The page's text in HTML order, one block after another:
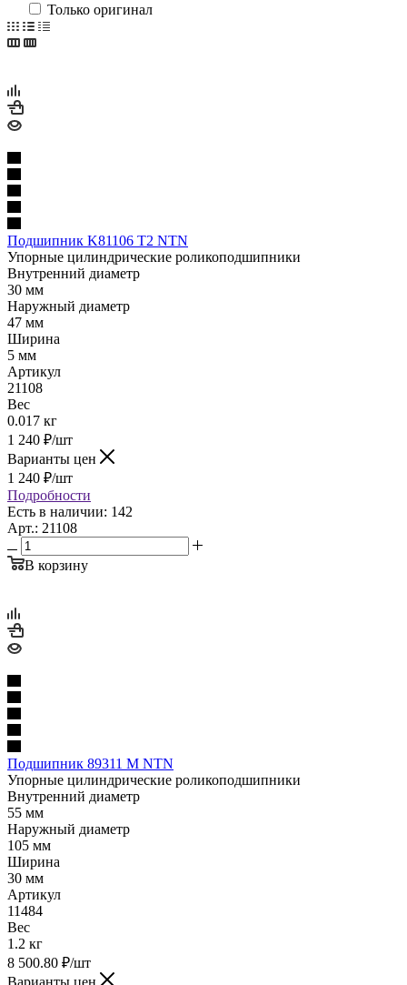
Только оригинал
Подшипник K81106 T2 NTN
Упорные цилиндрические роликоподшипники
Внутренний диаметр
30 мм
Наружный диаметр
47 мм
Ширина
5 мм
Артикул
21108
Вес
0.017 кг
1 240 ₽/шт
Варианты цен
1 240 ₽/шт
Подробности
Есть в наличии: 142
Арт.: 21108
В корзину
Подшипник 89311 M NTN
Упорные цилиндрические роликоподшипники
Внутренний диаметр
55 мм
Наружный диаметр
105 мм
Ширина
30 мм
Артикул
11484
Вес
1.2 кг
8 500.80 ₽/шт
Варианты цен